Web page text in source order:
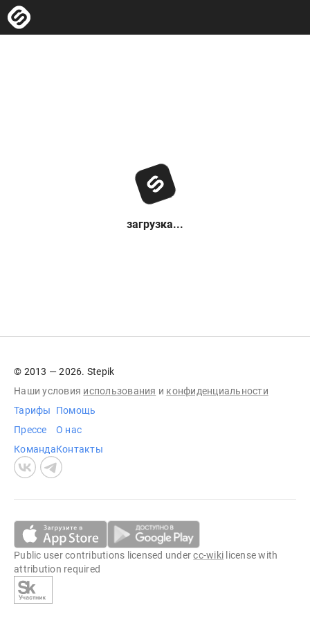
загрузка...
© 2013 — 2026. Stepik
Наши условия использования и конфиденциальности
Тарифы
Прессе
Команда
Помощь
О нас
Контакты
Public user contributions licensed undercc-wiki license with
attribution required